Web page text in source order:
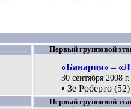
Первый групповой
«Бавария» –
30 сентября 2008
• Зе Роберто
Первый групповой